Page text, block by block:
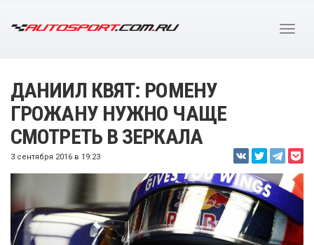
ДАНИИЛ КВЯТ: РОМЕНУ
ГРОЖАНУ НУЖНО ЧАЩЕ
СМОТРЕТЬ В ЗЕРКАЛА
3 сентября 2016 в 19:23